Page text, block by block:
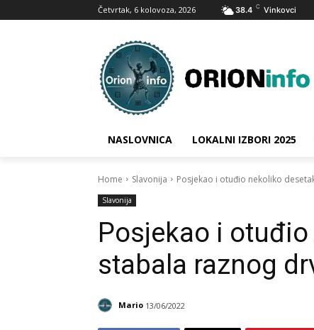
Četvrtak, 6 kolovoza, 2026 38.4 C Vinkovci
NASLOVNICA LOKALNI IZBORI 2025
Home Slavonija Posjekao i otuđio nekoliko
Slavonija
Posjekao i
stabala raznog
Mario 13/06/2022